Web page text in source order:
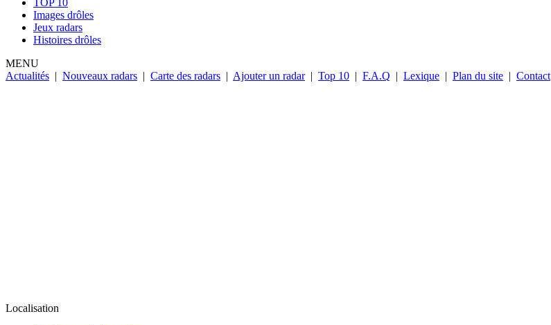
TOP 10
Images drôles
Jeux radars
Histoires drôles
MENU
Actualités | Nouveaux radars | Carte des radars | Ajouter un radar | Top 10 | F.A.Q | Lexique | Plan du site | Contact
Localisation